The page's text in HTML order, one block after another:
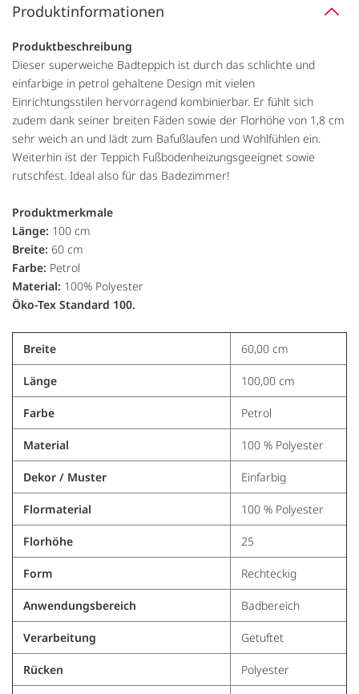
Produktinformationen
Produktbeschreibung
Dieser superweiche Badteppich ist durch das schlichte und
einfarbige in petrol gehaltene Design mit vielen
Einrichtungsstilen hervorragend kombinierbar. Er fühlt sich
zudem dank seiner breiten Fäden sowie der Florhöhe von 1,8 cm
sehr weich an und lädt zum Bafußlaufen und Wohlfühlen ein.
Weiterhin ist der Teppich Fußbodenheizungsgeeignet sowie
rutschfest. Ideal also für das Badezimmer!
Produktmerkmale
Länge: 100 cm
Breite: 60 cm
Farbe: Petrol
Material: 100% Polyester
Öko-Tex Standard 100.
Breite 60,00 cm
Länge 100,00 cm
Farbe Petrol
Material 100 % Polyester
Dekor / Muster Einfarbig
Flormaterial 100 % Polyester
Florhöhe 25
Form Rechteckig
Anwendungsbereich Badbereich
Verarbeitung Getuftet
Rücken Polyester